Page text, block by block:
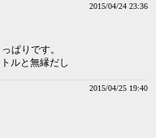
2015/04/24 23:36
ぱりです。
ルと無縁だし
2015/04/25 19:40